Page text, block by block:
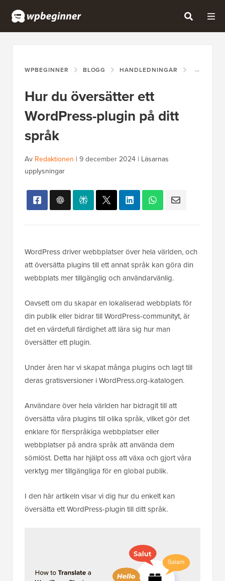
WPBEGINNER BLOGG HANDLEDNINGAR HUR DU
Hur du översätter ett
WordPress-plugin på ditt
språk
Av Redaktionen | 9 december 2024 | Läsarnas
upplysningar
WordPress driver webbplatser över hela världen, och
att översätta plugins till ett annat språk kan göra din
webbplats mer tillgänglig och användarvänlig.
Oavsett om du skapar en lokaliserad webbplats för
din publik eller bidrar till WordPress-communityt, är
det en värdefull färdighet att lära sig hur man
översätter ett plugin.
Under åren har vi skapat många plugins och lagt till
deras gratisversioner i WordPress.org-katalogen.
Användare över hela världen har bidragit till att
översätta våra plugins till olika språk, vilket gör det
enklare för flerspråkiga webbplatser eller
webbplatser på andra språk att använda dem
sömlöst. Detta har hjälpt oss att växa och gjort våra
verktyg mer tillgängliga för en global publik.
I den här artikeln visar vi dig hur du enkelt kan
översätta ett WordPress-plugin till ditt språk.